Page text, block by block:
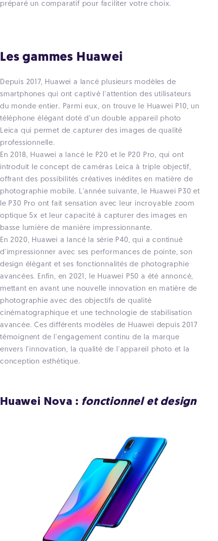
préparé un comparatif pour faciliter votre choix.
Les gammes Huawei
Depuis 2017, Huawei a lancé plusieurs modèles de
smartphones qui ont captivé l'attention des utilisateurs
du monde entier. Parmi eux, on trouve le Huawei P10, un
téléphone élégant doté d'un double appareil photo
Leica qui permet de capturer des images de qualité
professionnelle.
En 2018, Huawei a lancé le P20 et le P20 Pro, qui ont
introduit le concept de caméras Leica à triple objectif,
offrant des possibilités créatives inédites en matière de
photographie mobile. L'année suivante, le Huawei P30 et
le P30 Pro ont fait sensation avec leur incroyable zoom
optique 5x et leur capacité à capturer des images en
basse lumière de manière impressionnante.
En 2020, Huawei a lancé la série P40, qui a continué
d'impressionner avec ses performances de pointe, son
design élégant et ses fonctionnalités de photographie
avancées. Enfin, en 2021, le Huawei P50 a été annoncé,
mettant en avant une nouvelle innovation en matière de
photographie avec des objectifs de qualité
cinématographique et une technologie de stabilisation
avancée. Ces différents modèles de Huawei depuis 2017
témoignent de l'engagement continu de la marque
envers l'innovation, la qualité de l'appareil photo et la
conception esthétique.
Huawei Nova : fonctionnel et design